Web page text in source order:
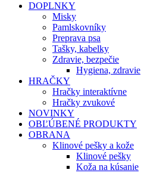
DOPLNKY
Misky
Pamlskovníky
Preprava psa
Tašky, kabelky
Zdravie, bezpečie
Hygiena, zdravie
HRAČKY
Hračky interaktívne
Hračky zvukové
NOVINKY
OBĽÚBENÉ PRODUKTY
OBRANA
Klinové pešky a kože
Klinové pešky
Koža na kúsanie